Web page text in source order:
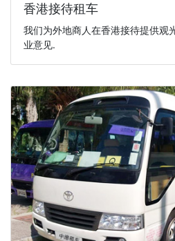
香港接待租车
我们为外地商人在香港接待提供观
业意见.